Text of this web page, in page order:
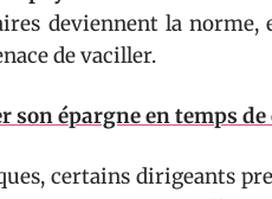
deviennent la
de vaciller.
son épargne en temps
certains dirigeants